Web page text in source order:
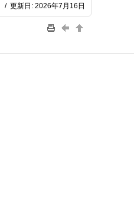
/ 更新日: 2026年7月16日